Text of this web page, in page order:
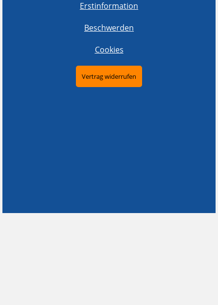
Erstinformation
Beschwerden
Cookies
Vertrag widerrufen